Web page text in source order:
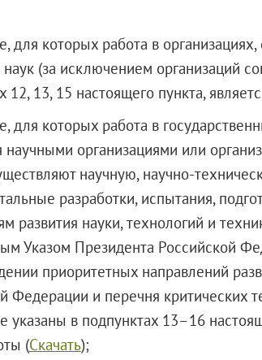
для которых работа в
(за исключением организаций
12, 13, 15 настоящего пункта,
для которых работа в
организациями или
научную, научно-
разработки, испытания,
развития науки, технологий и
Указом Президента Российской
приоритетных направлений
Федерации и перечня критических
указаны в подпунктах 13–16
(Скачать);